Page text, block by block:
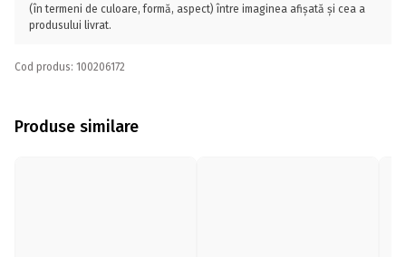
(în termeni de culoare, formă, aspect) între imaginea afișată și cea a
produsului livrat.
Cod produs: 100206172
Produse similare